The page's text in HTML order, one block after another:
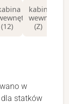
(12)
kabina
(Z)
w
statków